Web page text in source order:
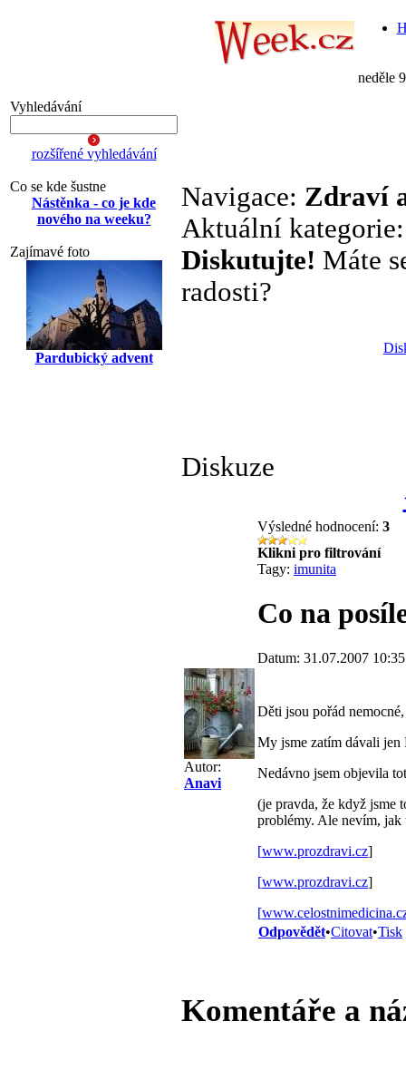
neděle
Vyhledávání
rozšířené vyhledávání
Co se kde šustne
Nástěnka - co je kde
nového na weeku?
Zajímavé foto
Pardubický advent
Navigace: Zdraví
Aktuální
Diskutujte! Máte
radosti?
Diskuze
Autor:
Anavi
Výsledné hodnocení: 3
Klikni pro filtrování
Tagy: imunita
Co na
Datum: 31.07.2007 10:35
Děti jsou pořád
My jsme zatím dávali jen
Nedávno jsem objevila
(je pravda, že když jsme
problémy. Ale nevím, jak
[www.prozdravi.cz]
[www.prozdravi.cz]
[
Odpovědět•Citovat•Tisk
Komentáře a